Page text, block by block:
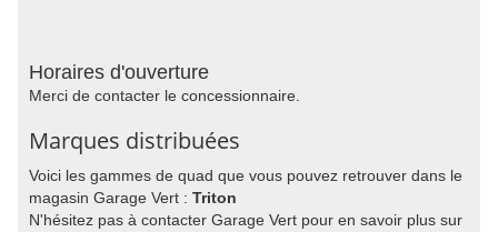
Horaires d'ouverture
Merci de contacter le concessionnaire.
Marques distribuées
Voici les gammes de quad que vous pouvez retrouver dans le
magasin Garage Vert : Triton
N'hésitez pas à contacter Garage Vert pour en savoir plus sur